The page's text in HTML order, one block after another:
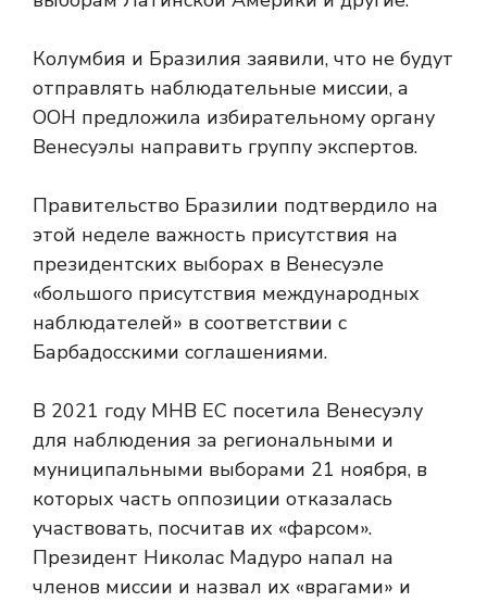
Колумбия и Бразилия заявили, что не будут
отправлять наблюдательные миссии, а
ООН предложила избирательному органу
Венесуэлы направить группу экспертов.
Правительство Бразилии подтвердило на
этой неделе важность присутствия на
президентских выборах в Венесуэле
«большого присутствия международных
наблюдателей» в соответствии с
Барбадосскими соглашениями.
В 2021 году МНВ ЕС посетила Венесуэлу
для наблюдения за региональными и
муниципальными выборами 21 ноября, в
которых часть оппозиции отказалась
участвовать, посчитав их «фарсом».
Президент Николас Мадуро напал на
членов миссии и назвал их «врагами» и